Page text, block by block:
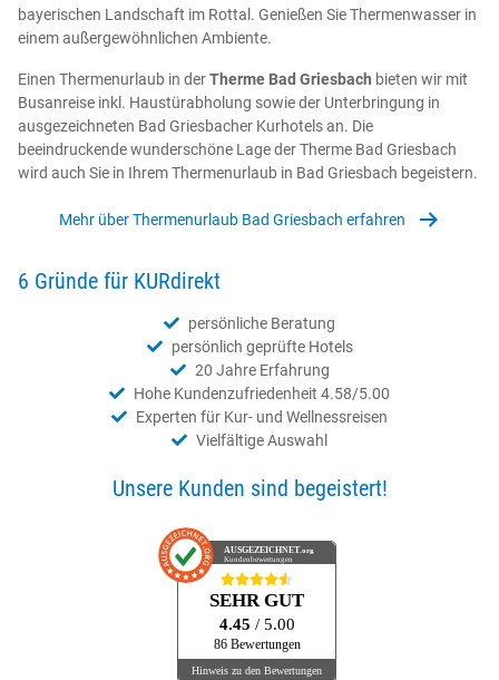
Reisegutschein
Newsletter
Reisebewertung
Kontakt
bayerischen Landschaft im Rottal. Genießen SieThermenwasser in
einemaußergewöhnlichen Ambiente.
Einen Thermenurlaub in derTherme Bad Griesbach bieten wir mit
Busanreise inkl. Haustürabholung sowie der Unterbringung in
ausgezeichneten Bad Griesbacher Kurhotels an. Die
beeindruckende wunderschöne Lage der Therme Bad Griesbach
wird auch Sie in Ihrem Thermenurlaub in Bad Griesbach begeistern.
Mehr über Thermenurlaub Bad Griesbach erfahren
6 Gründe für KURdirekt
persönliche Beratung
persönlich geprüfte Hotels
20 Jahre Erfahrung
Hohe Kundenzufriedenheit 4.58/5.00
Experten für Kur- und Wellnessreisen
Vielfältige Auswahl
Unsere Kunden sind begeistert!
AUSGEZEICHNET.org
Kundenbewertungen
SEHR GUT
4.45 / 5.00
86 Bewertungen
Hinweis zu den Bewertungen